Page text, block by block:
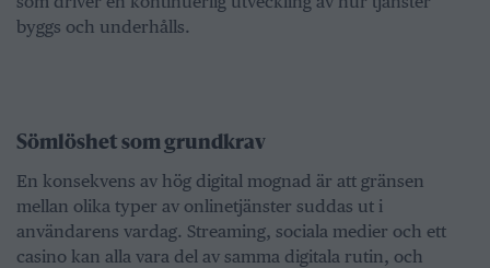
byggs och underhålls.
Sömlöshet som grundkrav
En konsekvens av hög digital mognad är att gränsen
mellan olika typer av onlinetjänster suddas ut i
användarens vardag. Streaming, sociala medier och ett
casino kan alla vara del av samma digitala rutin, och